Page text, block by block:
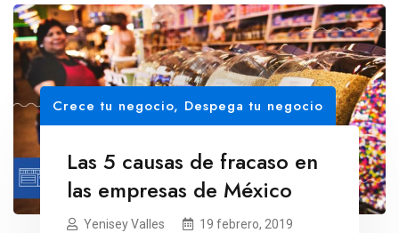
Crece tu negocio, Despega tu negocio
Las 5 causas de fracaso en
las empresas de México
Yenisey Valles
19 febrero, 2019